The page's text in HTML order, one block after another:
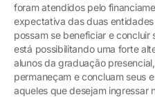
foram atendidos pelo
expectativa das duas
possam se beneficiar e
está possibilitando uma forte
alunos da graduação
permaneçam e concluam seus
aqueles que desejam ingressar